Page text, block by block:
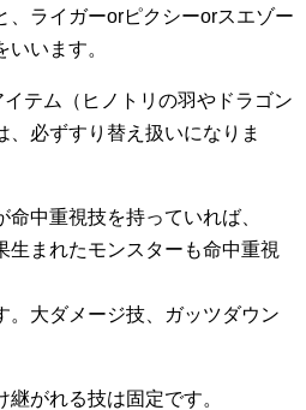
、ライガーorピクシーorスエゾー
います。
テム（ヒノトリの羽やドラゴン
必ずすり替え扱いになりま
中重視技を持っていれば、
生まれたモンスターも命中重視
。大ダメージ技、ガッツダウン
がれる技は固定です。